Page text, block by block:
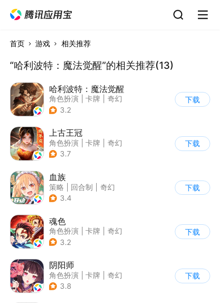
首页 游戏 相关推荐
“哈利波特：魔法觉醒”的相关推荐(13)
哈利波特：魔法觉醒
角色扮演 卡牌
奇幻
| 哈利波特
3.2
下载
上古王冠
角色扮演 卡牌
奇幻
| 中国风
3.7
下载
血族
策略 回合制
奇幻
| 血族
3.4
下载
魂色
角色扮演 卡牌
奇幻
| 动漫
3.2
下载
阴阳师
角色扮演 卡牌
奇幻
| 阴阳师
3.8
下载